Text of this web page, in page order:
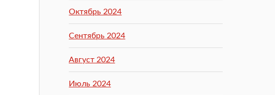
Октябрь 2024
Сентябрь 2024
Август 2024
Июль 2024